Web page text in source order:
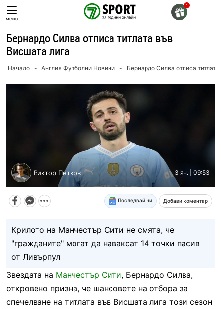
Skip
toменю
Бернардо Силва отписа титлата във
Висшата лига
Начало - Англия Футболни Новини - Бернардо Силва отписа
Виктор Петков 3 ян. | 09:53
Последвай ни Добави коментар
Крилото на Манчестър Сити не смята, че
"гражданите" могат да наваксат 14 точки пасив
от Ливърпул
Звездата на Манчестър Сити, Бернардо Силва,
откровено призна, че шансовете на отбора за
спечелване на титлата във Висшата лига този сезон